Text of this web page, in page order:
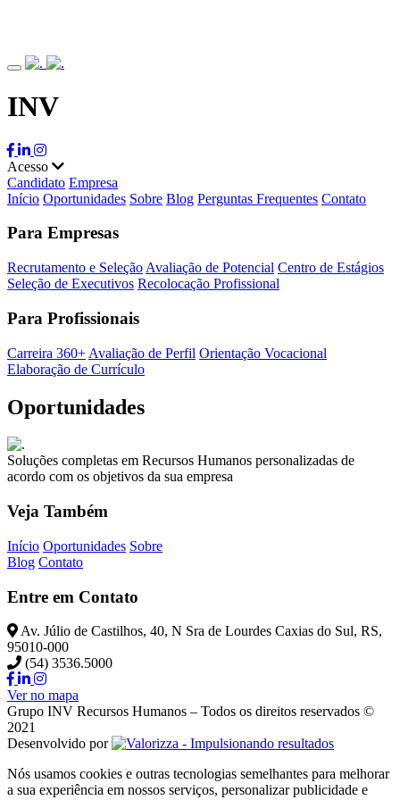
INV
Acesso
Candidato Empresa
Início Oportunidades Sobre Blog Perguntas Frequentes Contato
Para Empresas
Recrutamento e Seleção Avaliação de Potencial Centro de Estágios
Seleção de Executivos Recolocação Profissional
Para Profissionais
Carreira 360+ Avaliação de Perfil Orientação Vocacional
Elaboração de Currículo
Oportunidades
Soluções completas em Recursos Humanos personalizadas de
acordo com os objetivos da sua empresa
Veja Também
Início Oportunidades Sobre
Blog Contato
Entre em Contato
Av. Júlio de Castilhos, 40, N Sra de Lourdes Caxias do Sul, RS,
95010-000
(54) 3536.5000
Ver no mapa
Grupo INV Recursos Humanos – Todos os direitos reservados ©
2021
Desenvolvido por
Nós usamos cookies e outras tecnologias semelhantes para melhorar
a sua experiência em nossos serviços, personalizar publicidade e